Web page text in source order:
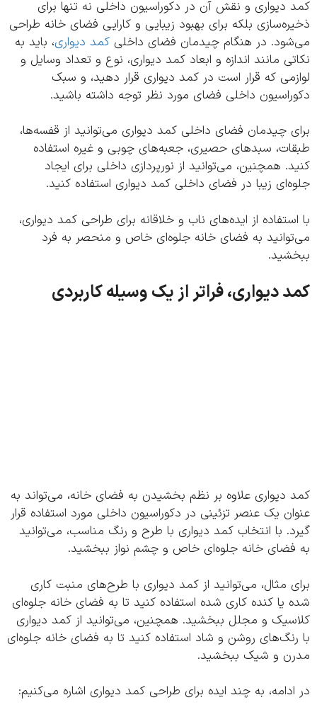
دیواری و نقش آن در دکوراسیون داخلی نه تنها برای
بلکه برای بهبود زیبایی و کارایی فضای خانه طراحی
در هنگام چیدمان فضای داخلیکمد دیواری، باید به
مانند اندازه و ابعاد کمد دیواری، نوع و تعداد وسایل و
که قرار است در کمد دیواری قرار دهید، و سبک
داخلی فضای مورد نظر توجه داشته باشید.
چیدمان فضای داخلی کمد دیواری می‌توانید از قفسه‌ها،
سبدهای حصیری، جعبه‌های چوبی و غیره استفاده
همچنین، می‌توانید از نورپردازی داخلی برای ایجاد
زیبا در فضای داخلی کمد دیواری استفاده کنید.
از ایده‌های ناب و خلاقانه برای طراحی کمد دیواری،
به فضای خانه جلوه‌ای خاص و منحصر به فرد
دیواری، فراتر از یک وسیله کاربردی
دیواری علاوه بر نظم بخشیدن به فضای خانه، می‌تواند به
یک عنصر تزئینی در دکوراسیون داخلی مورد استفاده قرار
با انتخاب کمد دیواری با طرح و رنگ مناسب، می‌توانید
خانه جلوه‌ای خاص و چشم نواز ببخشید.
مثال، می‌توانید از کمد دیواری با طرح‌های منبت کاری
یا کنده کاری شده استفاده کنید تا به فضای خانه جلوه‌ای
و مجلل ببخشید. همچنین، می‌توانید از کمد دیواری
روشن و شاد استفاده کنید تا به فضای خانه جلوه‌ای
و شیک ببخشید.
به چند ایده برای طراحی کمد دیواری اشاره می‌کنیم: